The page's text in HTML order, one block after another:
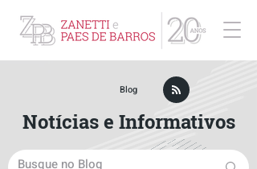
Blog
Notícias e Informativos